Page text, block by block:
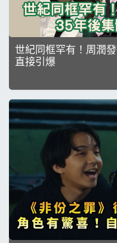
世紀同框罕有！周潤
直接引爆